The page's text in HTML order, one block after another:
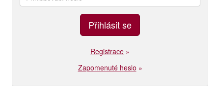
Registrace »
Zapomenuté heslo »